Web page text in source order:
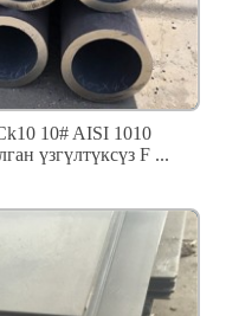
10# AISI 1010
үзгүлтүксүз F ...